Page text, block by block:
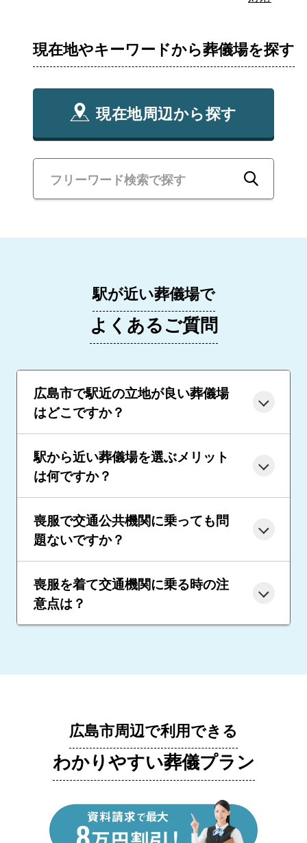
現在地やキーワードから葬儀場を探す
現在地周辺から探す
駅が近い葬儀場で
よくあるご質問
広島市で駅近の立地が良い葬儀場
はどこですか？
駅から近い葬儀場を選ぶメリット
は何ですか？
喪服で交通公共機関に乗っても問
題ないですか？
喪服を着て交通機関に乗る時の注
意点は？
広島市周辺で利用できる
わかりやすい葬儀プラン